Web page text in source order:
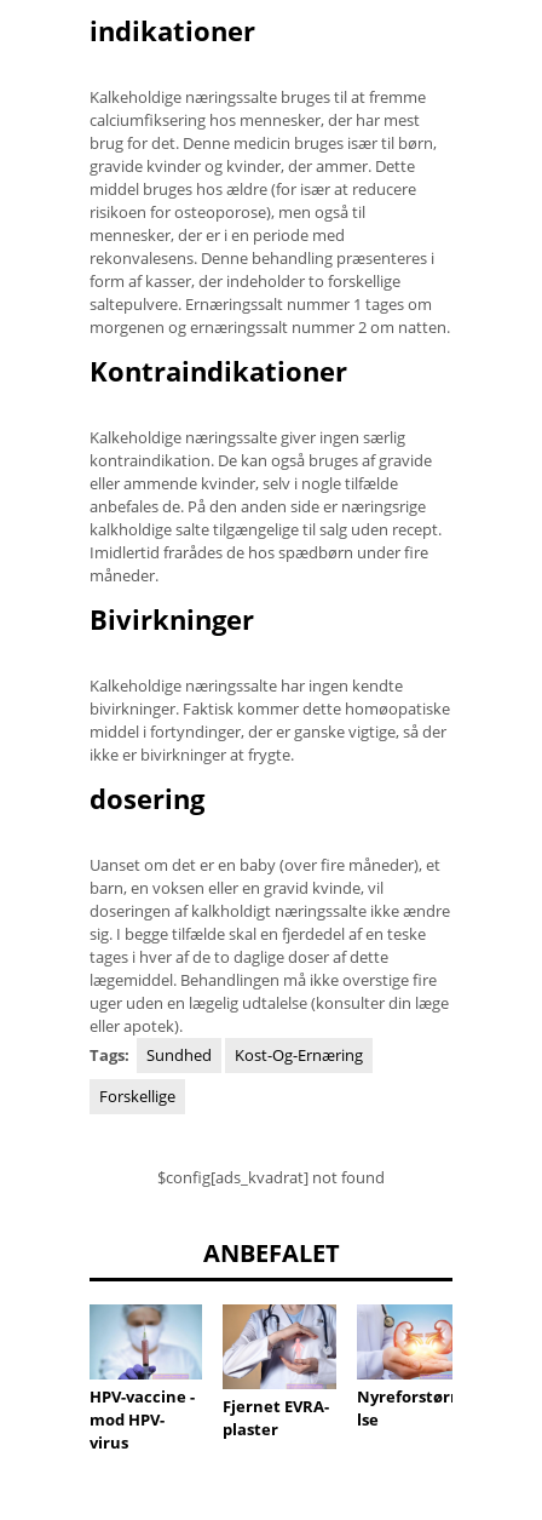
indikationer
Kalkeholdige næringssalte bruges til at fremme
calciumfiksering hos mennesker, der har mest
brug for det. Denne medicin bruges især til børn,
gravide kvinder og kvinder, der ammer. Dette
middel bruges hos ældre (for især at reducere
risikoen for osteoporose), men også til
mennesker, der er i en periode med
rekonvalesens. Denne behandling præsenteres i
form af kasser, der indeholder to forskellige
saltepulvere. Ernæringssalt nummer 1 tages om
morgenen og ernæringssalt nummer 2 om natten.
Kontraindikationer
Kalkeholdige næringssalte giver ingen særlig
kontraindikation. De kan også bruges af gravide
eller ammende kvinder, selv i nogle tilfælde
anbefales de. På den anden side er næringsrige
kalkholdige salte tilgængelige til salg uden recept.
Imidlertid frarådes de hos spædbørn under fire
måneder.
Bivirkninger
Kalkeholdige næringssalte har ingen kendte
bivirkninger. Faktisk kommer dette homøopatiske
middel i fortyndinger, der er ganske vigtige, så der
ikke er bivirkninger at frygte.
dosering
Uanset om det er en baby (over fire måneder), et
barn, en voksen eller en gravid kvinde, vil
doseringen af ​​kalkholdigt næringssalte ikke ændre
sig. I begge tilfælde skal en fjerdedel af en teske
tages i hver af de to daglige doser af dette
lægemiddel. Behandlingen må ikke overstige fire
uger uden en lægelig udtalelse (konsulter din læge
eller apotek).
Tags:
Sundhed
Kost-Og-Ernæring
Forskellige
$config[ads_kvadrat] not found
ANBEFALET
HPV-vaccine -
mod HPV-
virus
Fjernet EVRA-
plaster
Nyreforstørre
lse